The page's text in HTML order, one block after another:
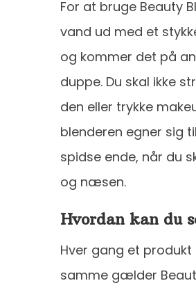
For at bruge Beauty
vand ud med et
og kommer det på
duppe. Du skal ikke
den eller trykke
blenderen egner sig
spidse ende, når du
og næsen.
Hvordan kan du
Hver gang et
samme gælder